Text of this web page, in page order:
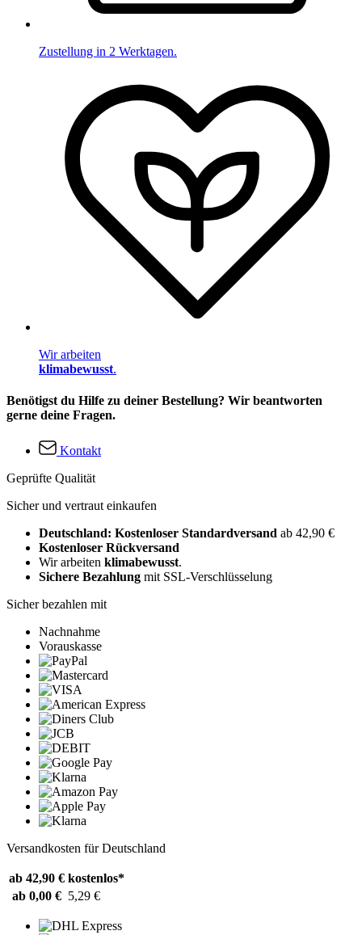
Zustellung in 2 Werktagen.
Wir arbeiten
klimabewusst.
Benötigst du Hilfe zu deiner Bestellung? Wir beantworten
gerne deine Fragen.
Kontakt
Geprüfte Qualität
Sicher und vertraut einkaufen
Deutschland: Kostenloser Standardversand ab 42,90 €
Kostenloser Rückversand
Wir arbeiten klimabewusst.
Sichere Bezahlung mit SSL-Verschlüsselung
Sicher bezahlen mit
Nachnahme
Vorauskasse
Versandkosten für Deutschland
ab 42,90 € kostenlos*
ab 0,00 € 5,29 €